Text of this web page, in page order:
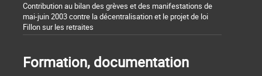
Contribution au bilan des grèves et des manifestations de
mai-juin 2003 contre la décentralisation et le projet de loi
Fillon sur les retraites
Formation, documentation